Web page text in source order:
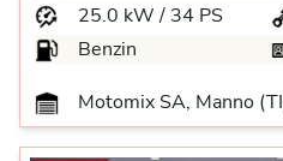
25.0 kW / 34 PS
Benzin
Motomix SA, Manno